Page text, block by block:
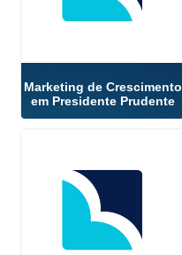
Marketing de Crescimento
em Presidente Prudente